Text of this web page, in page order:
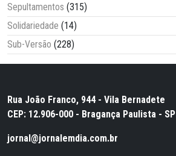
Sepultamentos (315)
Solidariedade (14)
Sub-Versão (228)
Rua João Franco, 944 - Vila Bernadete
CEP: 12.906-000 - Bragança Paulista - SP
jornal@jornalemdia.com.br